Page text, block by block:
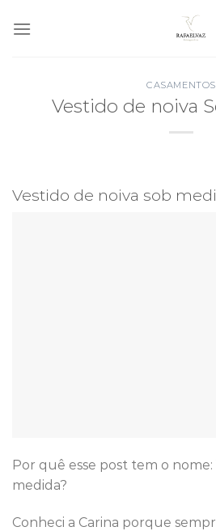
CASAMENTOS
Vestido de noiva
Vestido de noiva sob
Por quê esse post tem o
medida?
Conheci a Carina porque